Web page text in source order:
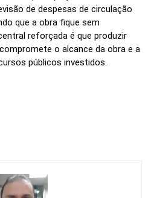
de despesas de circulação
que a obra fique sem
reforçada é que produzir
o alcance da obra e a
públicos investidos.